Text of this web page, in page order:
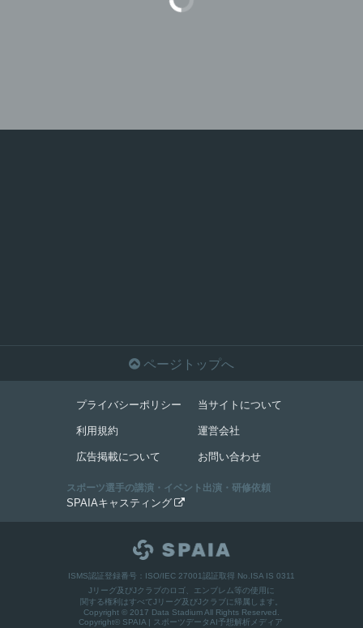
 ページトップへ
プライバシーポリシー
利用規約
広告掲載について
当サイトについて
運営会社
お問い合わせ
スポーツ選手の講演・イベント出演・研修依頼
SPAIAキャスティング
ISMS認証登録番号：ISO/IEC 27001認証取得 No.ISA IS 0311
Jリーグ及びJクラブのロゴ、エンブレム等の使用に
関する権利はすべてJリーグ及びJクラブに帰属します。
Copyright © 2017 Data Stadium All Rights Reserved.
Copyright© SPAIA | スポーツデータAI予想解析メディア